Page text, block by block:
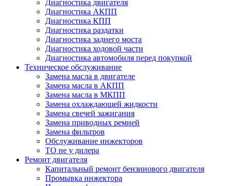
Диагностика двигателя
Диагностика АКПП
Диагностика КПП
Диагностика раздатки
Диагностика заднего моста
Диагностика ходовой части
Диагностика автомобиля перед покупкой
Техническое обслуживание
Замена масла в двигателе
Замена масла в АКПП
Замена масла в МКПП
Замена охлаждающей жидкости
Замена свечей зажигания
Замена приводных ремней
Замена фильтров
Обслуживание инжекторов
ТО не у дилера
Ремонт двигателя
Капитальный ремонт бензинового двигателя
Промывка инжектора